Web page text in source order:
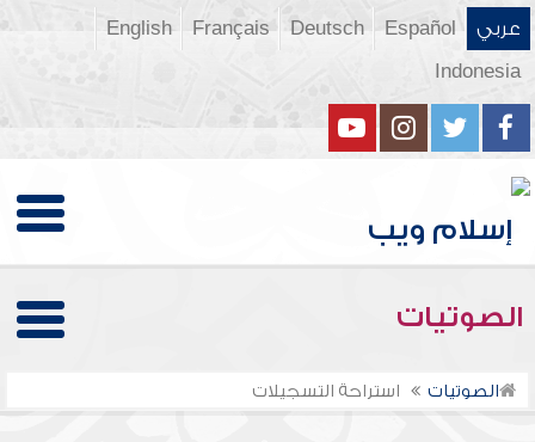
عربي Español
Deutsch
Français
English
Indonesia
الصوتيات
الصوتيات استراحة التسجيلات